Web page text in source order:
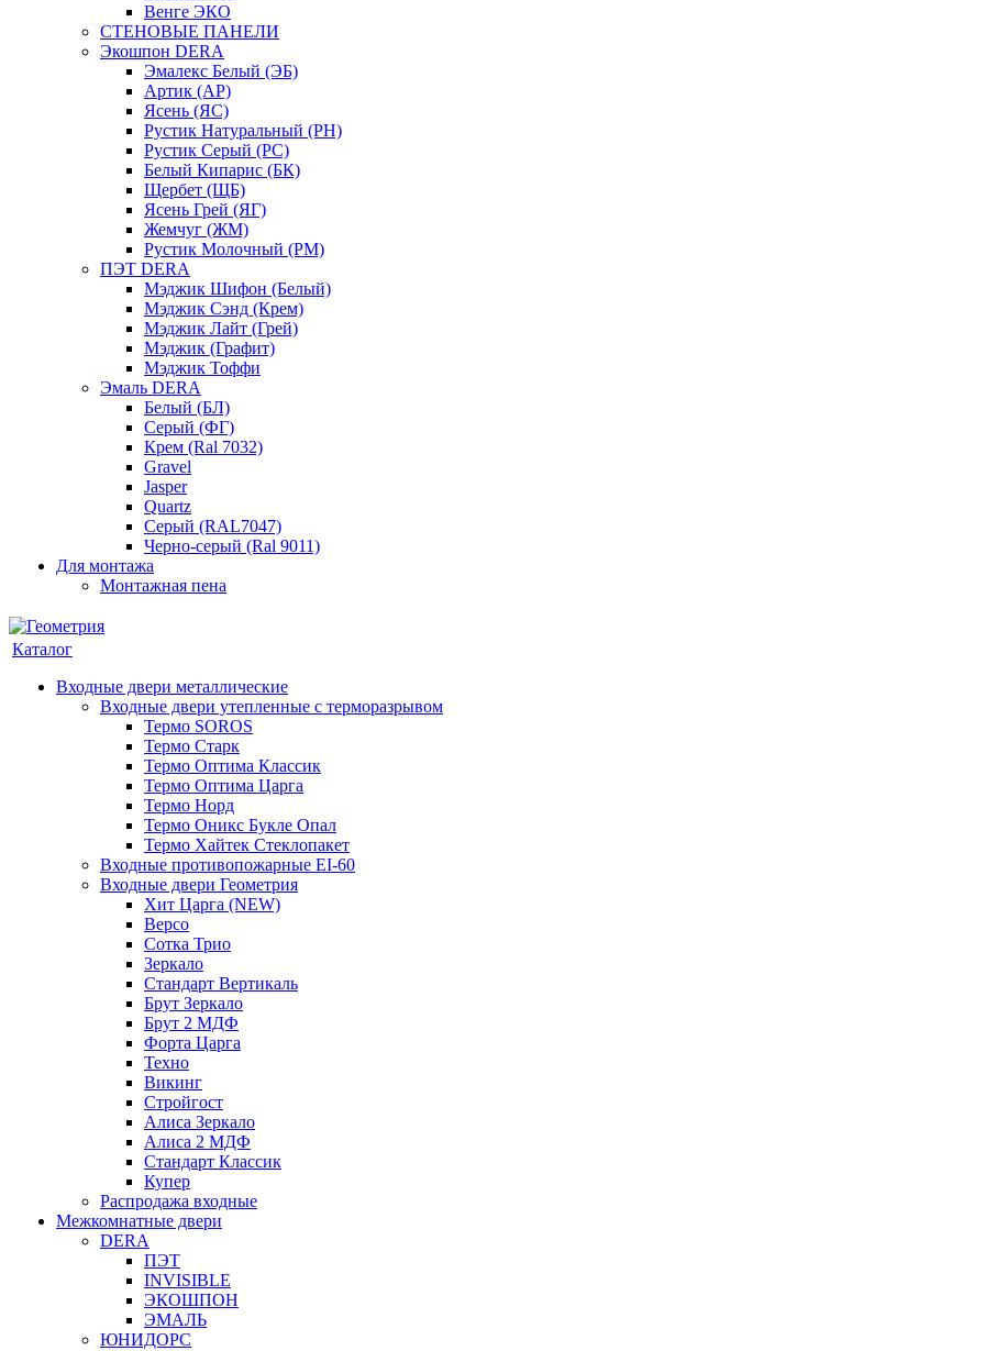
Венге ЭКО
СТЕНОВЫЕ ПАНЕЛИ
Экошпон DERA
Эмалекс Белый (ЭБ)
Артик (АР)
Ясень (ЯС)
Рустик Натуральный (РН)
Рустик Серый (РС)
Белый Кипарис (БК)
Щербет (ЩБ)
Ясень Грей (ЯГ)
Жемчуг (ЖМ)
Рустик Молочный (РМ)
ПЭТ DERA
Мэджик Шифон (Белый)
Мэджик Сэнд (Крем)
Мэджик Лайт (Грей)
Мэджик (Графит)
Мэджик Тоффи
Эмаль DERA
Белый (БЛ)
Серый (ФГ)
Крем (Ral 7032)
Gravel
Jasper
Quartz
Серый (RAL7047)
Черно-серый (Ral 9011)
Для монтажа
Монтажная пена
Каталог
Входные двери металлические
Входные двери утепленные с терморазрывом
Термо SOROS
Термо Старк
Термо Оптима Классик
Термо Оптима Царга
Термо Норд
Термо Оникс Букле Опал
Термо Хайтек Стеклопакет
Входные противопожарные EI-60
Входные двери Геометрия
Хит Царга (NEW)
Версо
Сотка Трио
Зеркало
Стандарт Вертикаль
Брут Зеркало
Брут 2 МДФ
Форта Царга
Техно
Викинг
Стройгост
Алиса Зеркало
Алиса 2 МДФ
Стандарт Классик
Купер
Распродажа входные
Межкомнатные двери
DERA
ПЭТ
INVISIBLE
ЭКОШПОН
ЭМАЛЬ
ЮНИДОРС